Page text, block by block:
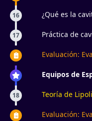
16
¿Qué es la
17 Práctica de
Evaluación:
Equipos de
18 Teoría de
Evaluación: